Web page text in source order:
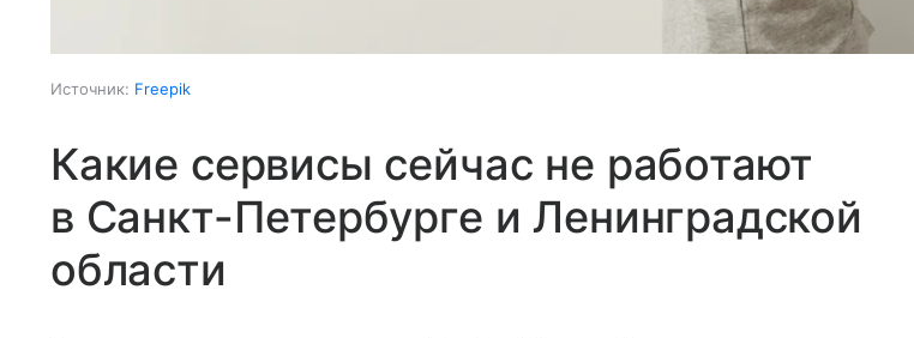
Источник: Freepik
Какие сервисы сейчас не работают
в Санкт-Петербурге и Ленинградской
области